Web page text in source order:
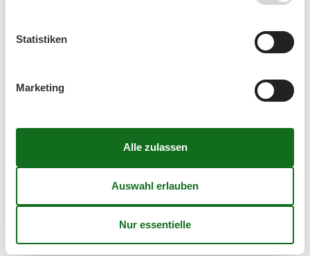
2 von. mehr Sat-TV
Kalender
Ankunft
August 2026
Mi Do
31
1
2
Statistiken
Marketing